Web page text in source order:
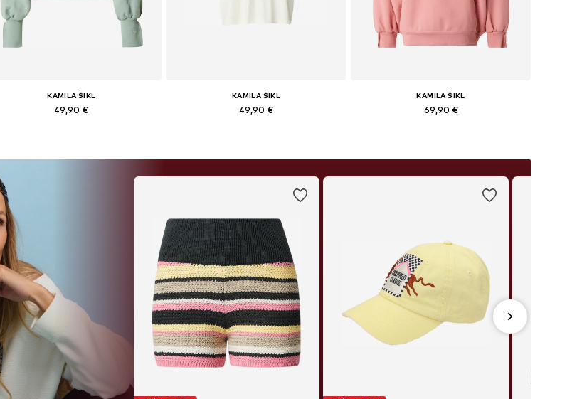
KAMILA ŠIKL
49,90 €
KAMILA ŠIKL
49,90 €
KAMILA ŠIKL
69,90 €